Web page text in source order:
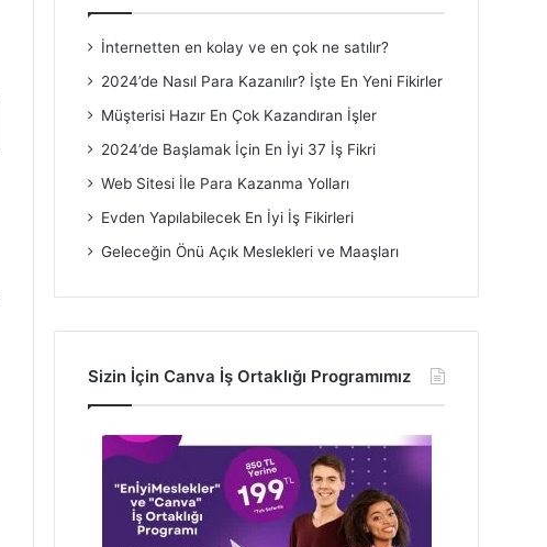
İnternetten en kolay ve en çok ne satılır?
2024’de Nasıl Para Kazanılır? İşte En Yeni Fikirler
Müşterisi Hazır En Çok Kazandıran İşler
2024’de Başlamak İçin En İyi 37 İş Fikri
Web Sitesi İle Para Kazanma Yolları
Evden Yapılabilecek En İyi İş Fikirleri
Geleceğin Önü Açık Meslekleri ve Maaşları
Sizin İçin Canva İş Ortaklığı Programımız